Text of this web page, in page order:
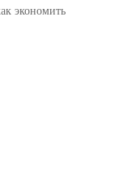
экономить